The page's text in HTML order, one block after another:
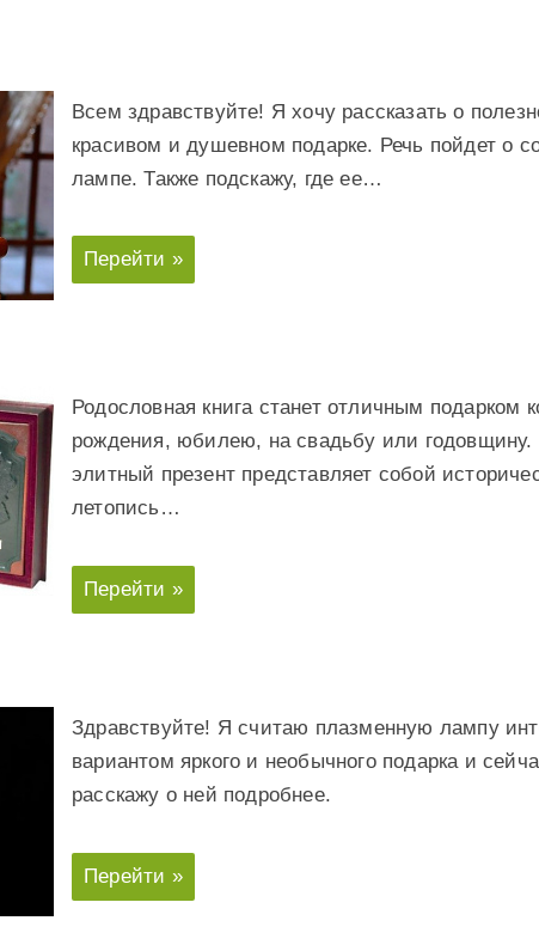
Всем здравствуйте! Я хочу рассказать о
красивом и душевном подарке. Речь пойдет о
лампе. Также подскажу, где ее…
Перейти »
Родословная книга станет отличным подарком
рождения, юбилею, на свадьбу или годовщину.
элитный презент представляет собой
летопись…
Перейти »
Здравствуйте! Я считаю плазменную лампу
вариантом яркого и необычного подарка и
расскажу о ней подробнее.
Перейти »